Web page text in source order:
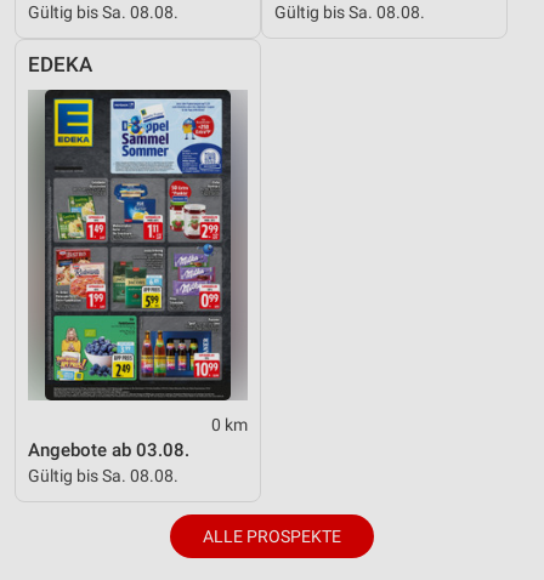
Gültig bis Sa. 08.08. Gültig bis Sa. 08.08.
EDEKA
0 km
Angebote ab 03.08.
Gültig bis Sa. 08.08.
ALLE PROSPEKTE